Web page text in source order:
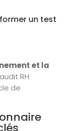
un test
et la
RH
de